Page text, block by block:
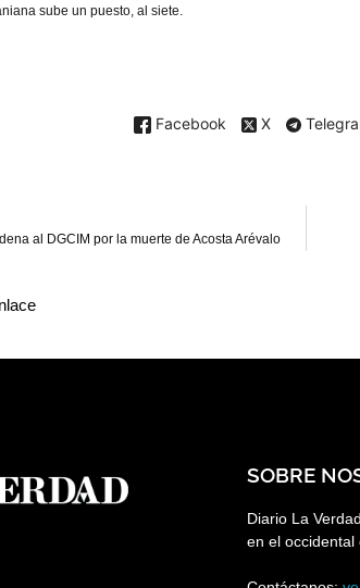
sube un puesto, al siete.
Facebook X
al DGCIM por la muerte de Acosta Arévalo
SOBRE
Diario La
en el occidental